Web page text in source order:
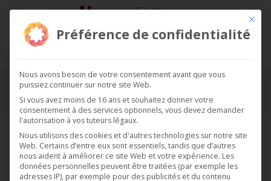
Français Contact us
Compresseurs
Vous êtes ici :
10 résultats affichés
Ce
Préférence de confidentialité
Nous avons besoin de votre consentement avant que vous
puissiez continuer sur notre site Web.
Si vous avez moins de 16 ans et souhaitez donner votre
consentement à des services optionnels, vous devez demander
l'autorisation à vos tuteurs légaux.
Nous utilisons des cookies et d'autres technologies sur notre site
Web. Certains d’entre eux sont essentiels, tandis que d’autres
nous aident à améliorer ce site Web et votre expérience. Les
données personnelles peuvent être traitées (par exemple les
adresses IP), par exemple pour des publicités et du contenu